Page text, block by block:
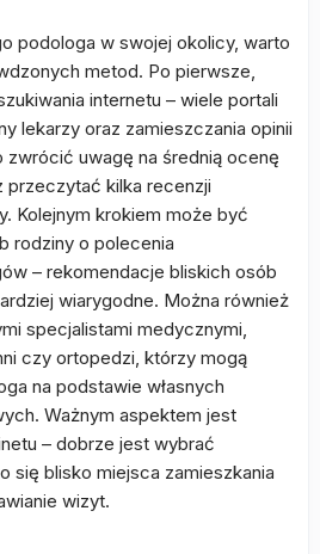
podologa w swojej okolicy, warto
metod. Po pierwsze,
internetu – wiele portali
lekarzy oraz zamieszczania opinii
zwrócić uwagę na średnią ocenę
przeczytać kilka recenzji
Kolejnym krokiem może być
rodziny o polecenia
– rekomendacje bliskich osób
wiarygodne. Można również
specjalistami medycznymi,
czy ortopedzi, którzy mogą
na podstawie własnych
Ważnym aspektem jest
– dobrze jest wybrać
się blisko miejsca zamieszkania
wizyt.